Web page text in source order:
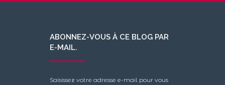
ABONNEZ-VOUS À CE BLOG PAR
E-MAIL.
Saisissez votre adresse e-mail pour vous